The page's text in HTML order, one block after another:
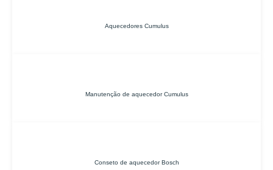
Aquecedores Cumulus
Manutenção de aquecedor Cumulus
Conseto de aquecedor Bosch